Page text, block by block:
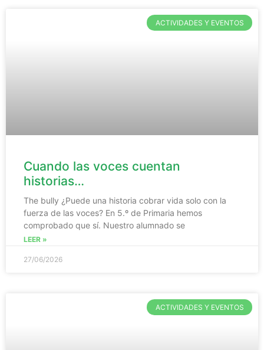
ACTIVIDADES Y EVENTOS
Cuando las voces cuentan
historias…
The bully ¿Puede una historia cobrar vida solo con la
fuerza de las voces? En 5.º de Primaria hemos
comprobado que sí. Nuestro alumnado se
LEER »
27/06/2026
ACTIVIDADES Y EVENTOS